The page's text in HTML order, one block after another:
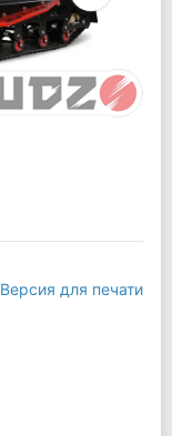
Версия для печати